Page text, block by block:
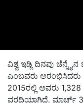
ವಿಶ್ವ ಇಡ್ಲಿ ದಿನವು
ಎಂಬವರು ಆರಂಭಿಸಿದರು
2015ರಲ್ಲಿ ಅವರು
ವರದಿಯಾಗಿದೆ. ಮಾರ್ಚ್‌